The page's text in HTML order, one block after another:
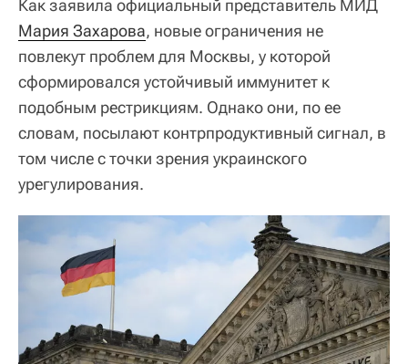
Как заявила официальный представитель МИД
Мария Захарова, новые ограничения не
повлекут проблем для Москвы, у которой
сформировался устойчивый иммунитет к
подобным рестрикциям. Однако они, по ее
словам, посылают контрпродуктивный сигнал, в
том числе с точки зрения украинского
урегулирования.